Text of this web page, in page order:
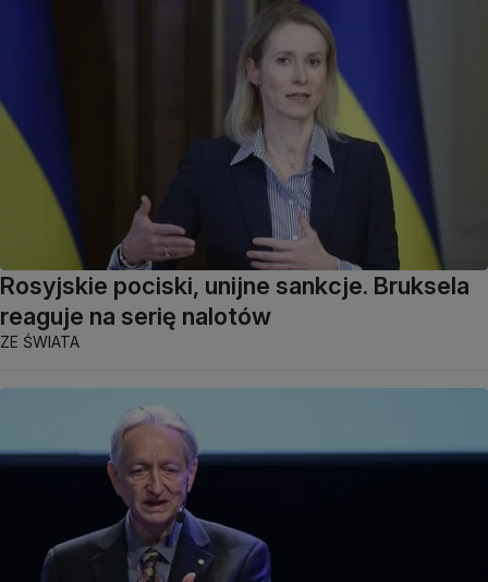
Rosyjskie pociski, unijne sankcje. Bruksela
reaguje na serię nalotów
ZE ŚWIATA